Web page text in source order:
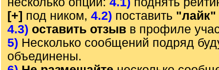
[+] под ником, 4.2) поставить "лайк"
4.3) оставить отзыв в профиле
5) Несколько сообщений подряд
объединены.